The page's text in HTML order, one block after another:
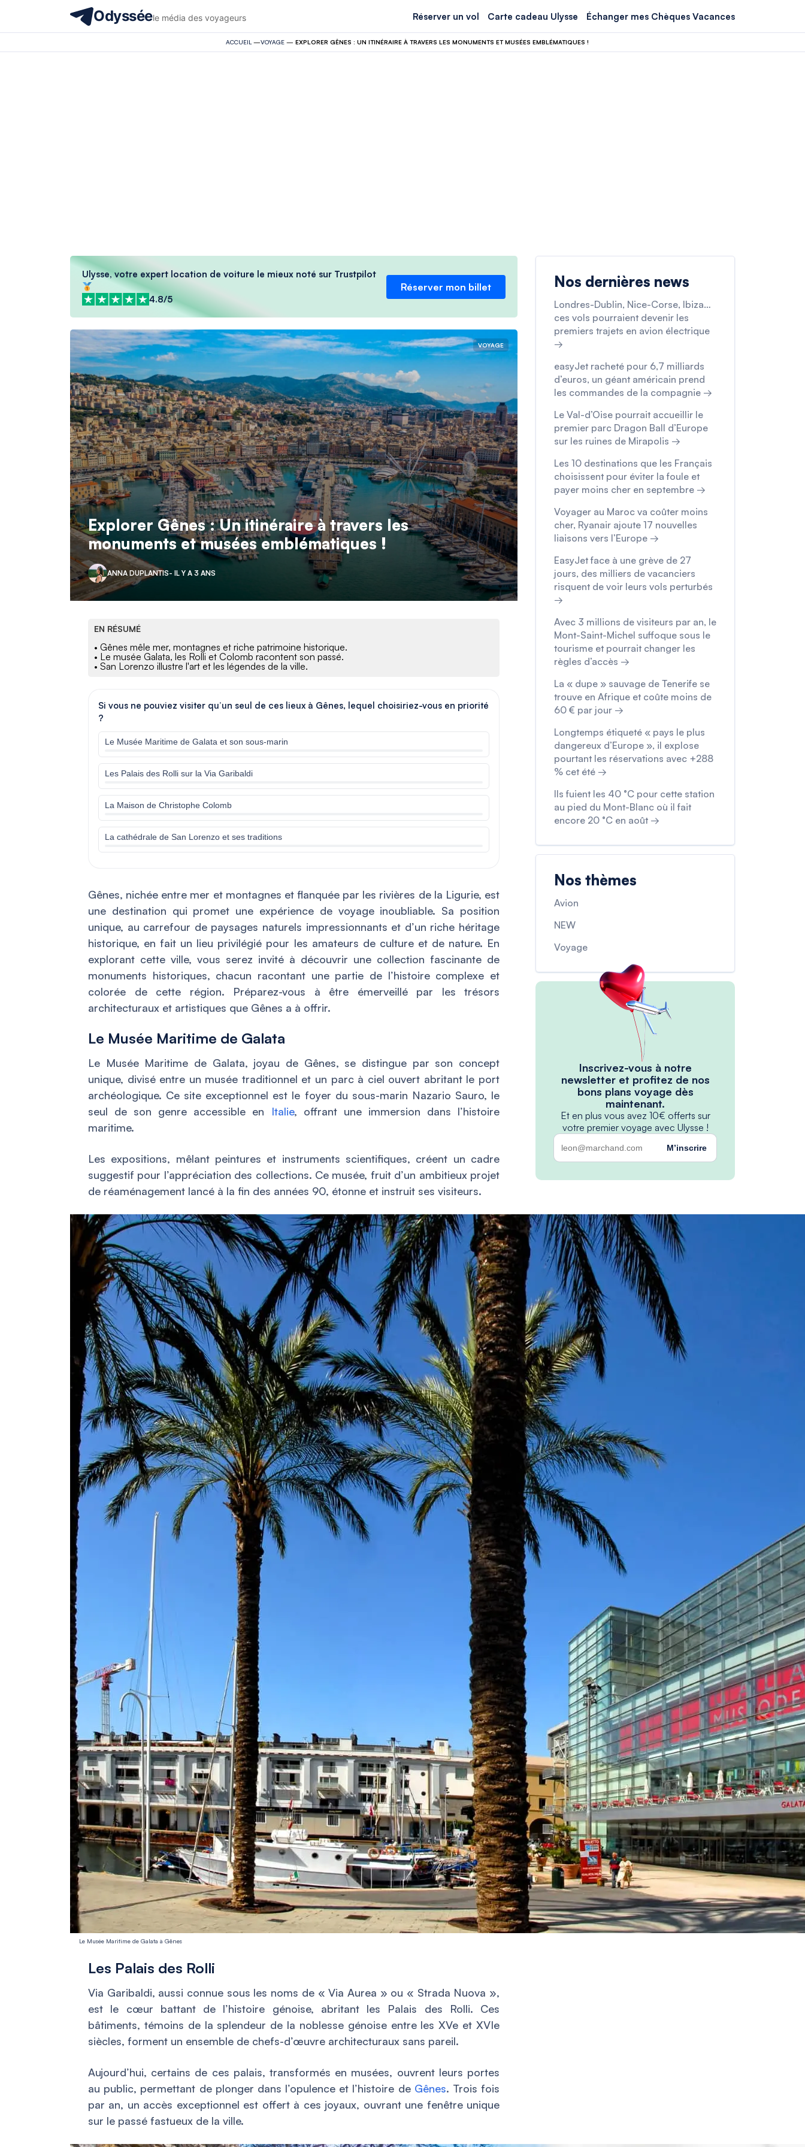
Odysséele média des voyageurs Réserver un vol Carte cadeau Ulysse Échanger mes Chèques Vacances
ACCUEIL —VOYAGE— EXPLORER GÊNES : UN ITINÉRAIRE À TRAVERS LES MONUMENTS ET MUSÉES EMBLÉMATIQUES !
Ulysse, votre expert location de voiture le mieux noté sur Trustpilot
4.8/5
Réserver mon billet
VOYAGE
Explorer Gênes : Un itinéraire à travers les
monuments et musées emblématiques !
ANNA DUPLANTIS- IL Y A 3 ANS
EN RÉSUMÉ
• Gênes mêle mer, montagnes et riche patrimoine historique.
• Le musée Galata, les Rolli et Colomb racontent son passé.
• San Lorenzo illustre l'art et les légendes de la ville.
Si vous ne pouviez visiter qu’un seul de ces lieux à Gênes, lequel choisiriez-vous en priorité
?
Le Musée Maritime de Galata et son sous-marin
Les Palais des Rolli sur la Via Garibaldi
La Maison de Christophe Colomb
La cathédrale de San Lorenzo et ses traditions
Gênes, nichée entre mer et montagnes et flanquée par les rivières de la Ligurie, est
une destination qui promet une expérience de voyage inoubliable. Sa position
unique, au carrefour de paysages naturels impressionnants et d’un riche héritage
historique, en fait un lieu privilégié pour les amateurs de culture et de nature. En
explorant cette ville, vous serez invité à découvrir une collection fascinante de
monuments historiques, chacun racontant une partie de l’histoire complexe et
colorée de cette région. Préparez-vous à être émerveillé par les trésors
architecturaux et artistiques que Gênes a à offrir.
Le Musée Maritime de Galata
Le Musée Maritime de Galata, joyau de Gênes, se distingue par son concept
unique, divisé entre un musée traditionnel et un parc à ciel ouvert abritant le port
archéologique. Ce site exceptionnel est le foyer du sous-marin Nazario Sauro, le
seul de son genre accessible en
Italie, offrant une immersion dans l’histoire
maritime.
Les expositions, mêlant peintures et instruments scientifiques, créent un cadre
suggestif pour l’appréciation des collections. Ce musée, fruit d’un ambitieux projet
de réaménagement lancé à la fin des années 90, étonne et instruit ses visiteurs.
Le Musée Maritime de Galata à Gênes
Les Palais des Rolli
Via Garibaldi, aussi connue sous les noms de « Via Aurea » ou « Strada Nuova »,
est le cœur battant de l’histoire génoise, abritant les Palais des Rolli. Ces
bâtiments, témoins de la splendeur de la noblesse génoise entre les XVe et XVIe
siècles, forment un ensemble de chefs-d’œuvre architecturaux sans pareil.
Aujourd’hui, certains de ces palais, transformés en musées, ouvrent leurs portes
au public, permettant de plonger dans l’opulence et l’histoire de Gênes. Trois fois
par an, un accès exceptionnel est offert à ces joyaux, ouvrant une fenêtre unique
sur le passé fastueux de la ville.
Nos dernières news
Londres-Dublin, Nice-Corse, Ibiza…
ces vols pourraient devenir les
premiers trajets en avion électrique
→
easyJet racheté pour 6,7 milliards
d’euros, un géant américain prend
les commandes de la compagnie →
Le Val-d’Oise pourrait accueillir le
premier parc Dragon Ball d’Europe
sur les ruines de Mirapolis →
Les 10 destinations que les Français
choisissent pour éviter la foule et
payer moins cher en septembre →
Voyager au Maroc va coûter moins
cher, Ryanair ajoute 17 nouvelles
liaisons vers l’Europe →
EasyJet face à une grève de 27
jours, des milliers de vacanciers
risquent de voir leurs vols perturbés
→
Avec 3 millions de visiteurs par an, le
Mont-Saint-Michel suffoque sous le
tourisme et pourrait changer les
règles d’accès →
La « dupe » sauvage de Tenerife se
trouve en Afrique et coûte moins de
60 € par jour →
Longtemps étiqueté « pays le plus
dangereux d’Europe », il explose
pourtant les réservations avec +288
% cet été →
Ils fuient les 40 °C pour cette station
au pied du Mont-Blanc où il fait
encore 20 °C en août →
Nos thèmes
Avion
NEW
Voyage
Inscrivez-vous à notre
newsletter et profitez de nos
bons plans voyage dès
maintenant.
Et en plus vous avez 10€ offerts sur
votre premier voyage avec Ulysse !
M’inscrire